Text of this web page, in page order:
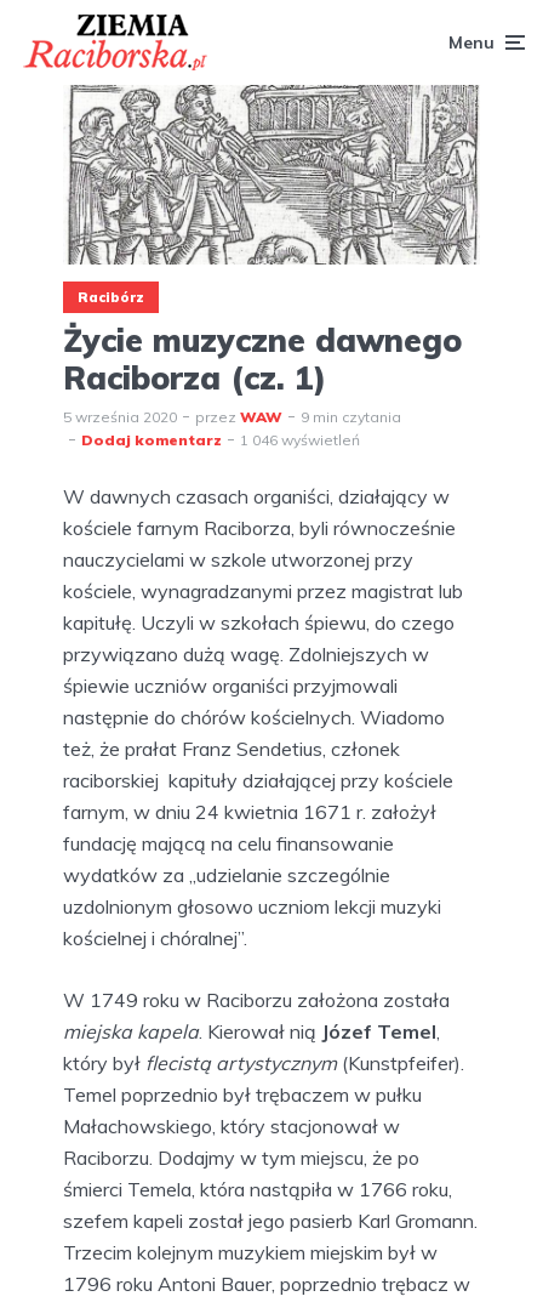
Menu
Racibórz
Życie muzyczne dawnego
Raciborza (cz. 1)
5 września 2020 przez WAW
9 min czytania
Dodaj komentarz
1 046 wyświetleń
W dawnych czasach organiści, działający w
kościele farnym Raciborza, byli równocześnie
nauczycielami w szkole utworzonej przy
kościele, wynagradzanymi przez magistrat lub
kapitułę. Uczyli w szkołach śpiewu, do czego
przywiązano dużą wagę. Zdolniejszych w
śpiewie uczniów organiści przyjmowali
następnie do chórów kościelnych. Wiadomo
też, że prałat Franz Sendetius, członek
raciborskiej kapituły działającej przy kościele
farnym, w dniu 24 kwietnia 1671 r. założył
fundację mającą na celu finansowanie
wydatków za „udzielanie szczególnie
uzdolnionym głosowo uczniom lekcji muzyki
kościelnej i chóralnej”.
W 1749 roku w Raciborzu założona została
miejska kapela. Kierował nią Józef Temel,
który był flecistą artystycznym(Kunstpfeifer).
Temel poprzednio był trębaczem w pułku
Małachowskiego, który stacjonował w
Raciborzu. Dodajmy w tym miejscu, że po
śmierci Temela, która nastąpiła w 1766 roku,
szefem kapeli został jego pasierb Karl Gromann.
Trzecim kolejnym muzykiem miejskim był w
1796 roku Antoni Bauer, poprzednio trębacz w